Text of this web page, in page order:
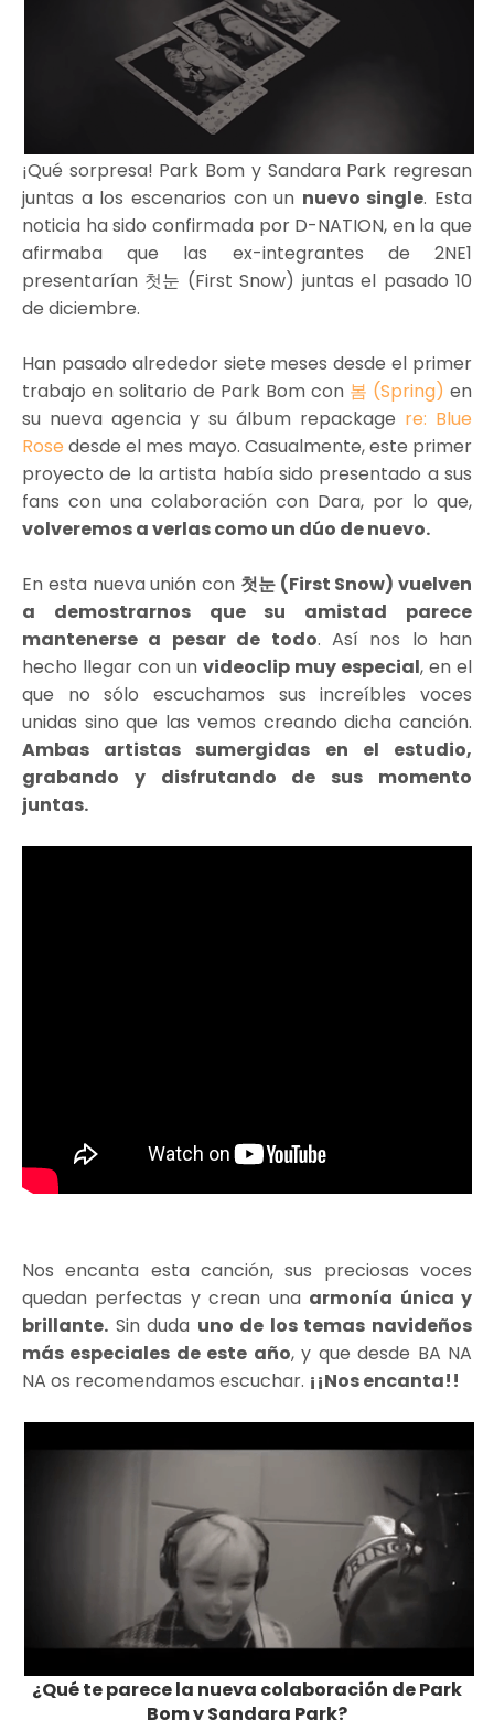
¡Qué sorpresa! Park Bom y Sandara Park regresan
juntas a los escenarios con un nuevo single. Esta
noticia ha sido confirmada por D-NATION, en la que
afirmaba que las ex-integrantes de 2NE1
presentarían 첫눈 (First Snow) juntas el pasado 10
de diciembre.
Han pasado alrededor siete meses desde el primer
trabajo en solitario de Park Bom con 봄 (Spring) en
su nueva agencia y su álbum repackage re: Blue
Rose desde el mes mayo. Casualmente, este primer
proyecto de la artista había sido presentado a sus
fans con una colaboración con Dara, por lo que,
volveremos a verlas como un dúo de nuevo.
En esta nueva unión con 첫눈 (First Snow) vuelven
a demostrarnos que su amistad parece
mantenerse a pesar de todo. Así nos lo han
hecho llegar con un videoclip muy especial, en el
que no sólo escuchamos sus increíbles voces
unidas sino que las vemos creando dicha canción.
Ambas artistas sumergidas en el estudio,
grabando y disfrutando de sus momento
juntas.
Nos encanta esta canción, sus preciosas voces
quedan perfectas y crean una armonía única y
brillante. Sin duda uno de los temas navideños
más especiales de este año, y que desde BA NA
NA os recomendamos escuchar. ¡¡Nos encanta!!
¿Qué te parece la nueva colaboración de Park
Bom y Sandara Park?